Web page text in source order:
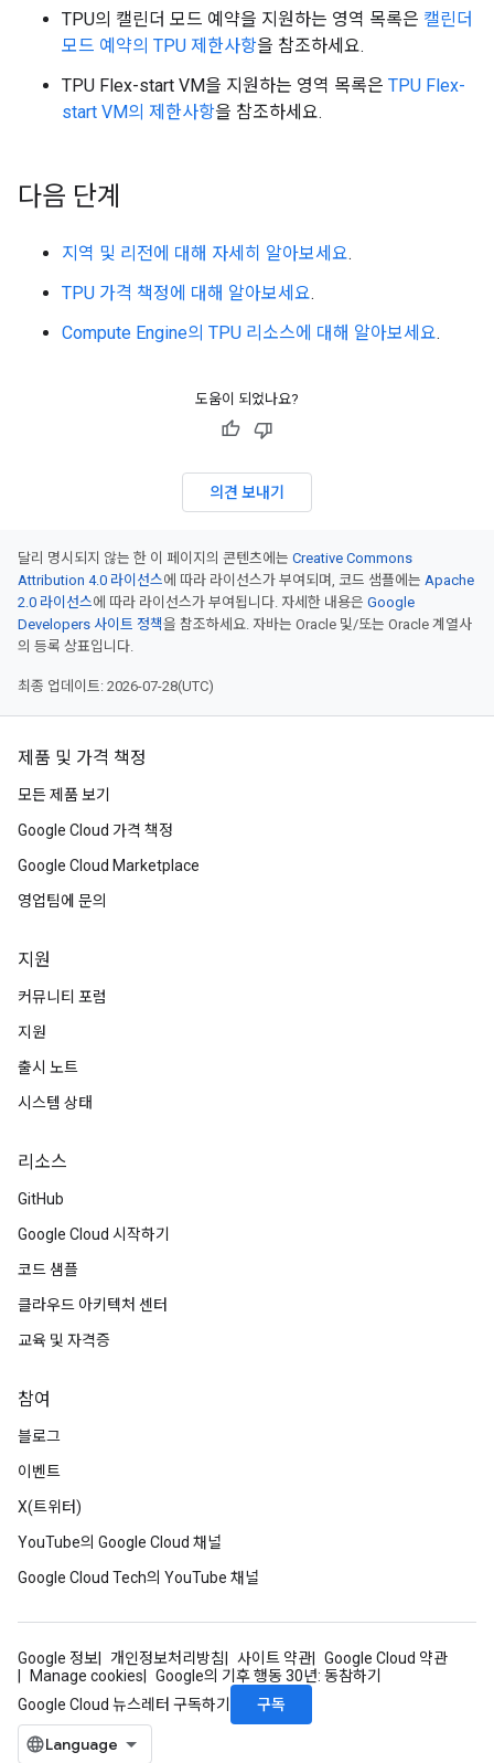
TPU의 캘린더 모드 예약을 지원하는 영역 목록은 캘린더
모드 예약의 TPU 제한사항을 참조하세요.
TPU Flex-start VM을 지원하는 영역 목록은 TPU Flex-
start VM의 제한사항을 참조하세요.
다음 단계
지역 및 리전에 대해 자세히 알아보세요.
TPU 가격 책정에 대해 알아보세요.
Compute Engine의 TPU 리소스에 대해 알아보세요.
도움이 되었나요?
의견 보내기
달리 명시되지 않는 한 이 페이지의 콘텐츠에는 Creative Commons
Attribution 4.0 라이선스에 따라 라이선스가 부여되며, 코드 샘플에는 Apache
2.0 라이선스에 따라 라이선스가 부여됩니다. 자세한 내용은 Google
Developers 사이트 정책을 참조하세요. 자바는 Oracle 및/또는 Oracle 계열사
의 등록 상표입니다.
최종 업데이트: 2026-07-28(UTC)
제품 및 가격 책정
모든 제품 보기
Google Cloud 가격 책정
Google Cloud Marketplace
영업팀에 문의
지원
커뮤니티 포럼
지원
출시 노트
시스템 상태
리소스
GitHub
Google Cloud 시작하기
코드 샘플
클라우드 아키텍처 센터
교육 및 자격증
참여
블로그
이벤트
X(트위터)
YouTube의 Google Cloud 채널
Google Cloud Tech의 YouTube 채널
Google 정보 개인정보처리방침 사이트 약관
Google Cloud 약관
Manage cookies
Google의 기후 행동 30년: 동참하기
Google Cloud 뉴스레터 구독하기
구독